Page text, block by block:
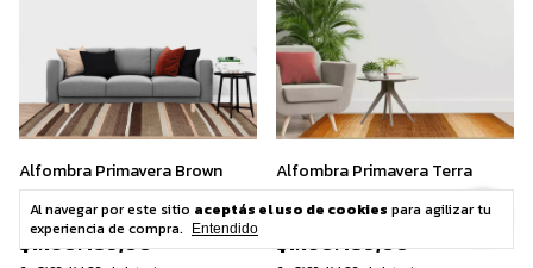
Al navegar por este sitio aceptás el uso de cookies para agilizar tu
experiencia de compra.
Entendido
Alfombra Primavera Brown
$1.160.489,00
$2.320.978,00
50% OFF
Alfombra Primavera Terra
$1.160.489,00
$2.320.978,00
50% OFF